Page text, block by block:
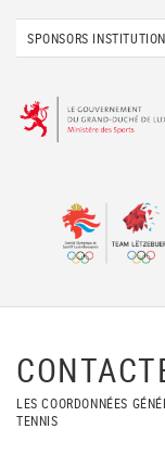
SPONSORS
LES COORDONNÉES
TENNIS